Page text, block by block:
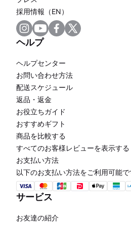
採用情報（EN）
ヘルプ
ヘルプセンター
お問い合わせ方法
配送スケジュール
返品・返金
お役立ちガイド
おすすめギフト
商品を比較する
すべてのお客様レビューを表示する
お支払い方法
以下のお支払い方法をご利用可能で
サービス
お友達の紹介